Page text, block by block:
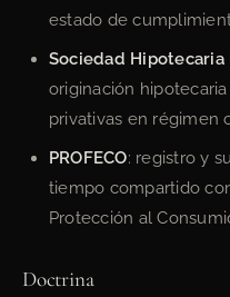
estado de
Sociedad Hipotecaria
originación
privativas en régimen
PROFECO: registro y
tiempo compartido
Protección al
Doctrina